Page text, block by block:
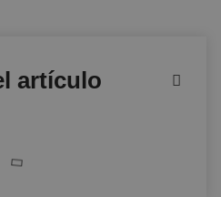
artículo